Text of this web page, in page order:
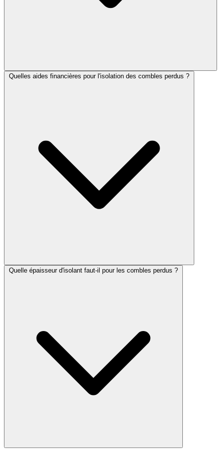
Quelles aides financières pour l'isolation des combles perdus ?
Quelle épaisseur d'isolant faut-il pour les combles perdus ?